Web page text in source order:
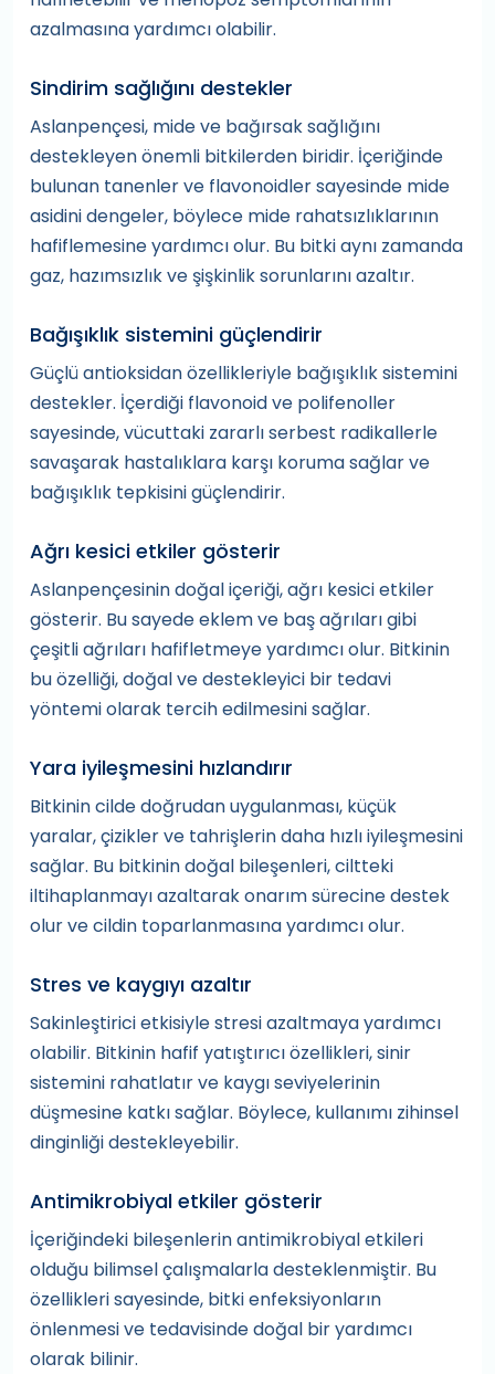
azalmasına yardımcı olabilir.
Sindirim sağlığını destekler
Aslanpençesi, mide ve bağırsak sağlığını
destekleyen önemli bitkilerden biridir. İçeriğinde
bulunan tanenler ve flavonoidler sayesinde mide
asidini dengeler, böylece mide rahatsızlıklarının
hafiflemesine yardımcı olur. Bu bitki aynı zamanda
gaz, hazımsızlık ve şişkinlik sorunlarını azaltır.
Bağışıklık sistemini güçlendirir
Güçlü antioksidan özellikleriyle bağışıklık sistemini
destekler. İçerdiği flavonoid ve polifenoller
sayesinde, vücuttaki zararlı serbest radikallerle
savaşarak hastalıklara karşı koruma sağlar ve
bağışıklık tepkisini güçlendirir.
Ağrı kesici etkiler gösterir
Aslanpençesinin doğal içeriği, ağrı kesici etkiler
gösterir. Bu sayede eklem ve baş ağrıları gibi
çeşitli ağrıları hafifletmeye yardımcı olur. Bitkinin
bu özelliği, doğal ve destekleyici bir tedavi
yöntemi olarak tercih edilmesini sağlar.
Yara iyileşmesini hızlandırır
Bitkinin cilde doğrudan uygulanması, küçük
yaralar, çizikler ve tahrişlerin daha hızlı iyileşmesini
sağlar. Bu bitkinin doğal bileşenleri, ciltteki
iltihaplanmayı azaltarak onarım sürecine destek
olur ve cildin toparlanmasına yardımcı olur.
Stres ve kaygıyı azaltır
Sakinleştirici etkisiyle stresi azaltmaya yardımcı
olabilir. Bitkinin hafif yatıştırıcı özellikleri, sinir
sistemini rahatlatır ve kaygı seviyelerinin
düşmesine katkı sağlar. Böylece, kullanımı zihinsel
dinginliği destekleyebilir.
Antimikrobiyal etkiler gösterir
İçeriğindeki bileşenlerin antimikrobiyal etkileri
olduğu bilimsel çalışmalarla desteklenmiştir. Bu
özellikleri sayesinde, bitki enfeksiyonların
önlenmesi ve tedavisinde doğal bir yardımcı
olarak bilinir.